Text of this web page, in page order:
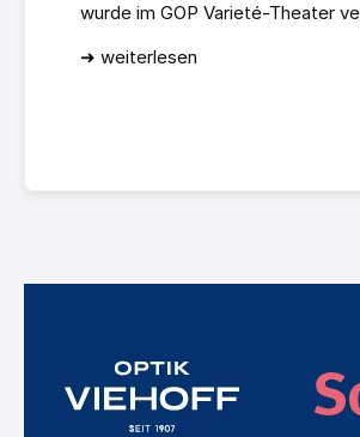
wurde im GOP Varieté-Theater
➜ weiterlesen